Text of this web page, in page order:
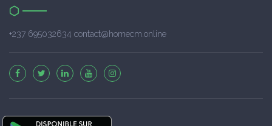
+237 695032634 contact@homecm.online